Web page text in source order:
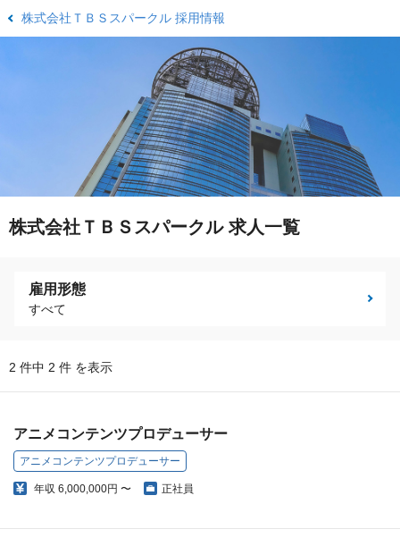
株式会社ＴＢＳスパークル 採用情報
株式会社ＴＢＳスパークル 求人一覧
雇用形態
すべて
2 件中 2 件 を表示
アニメコンテンツプロデューサー
アニメコンテンツプロデューサー
年収 6,000,000円 〜 正社員